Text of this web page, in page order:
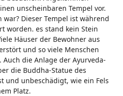
unscheinbaren Tempel vor.
war? Dieser Tempel ist während
worden. es stand kein Stein
Häuser der Bewohner aus
und so viele Menschen
die Anlage der Ayurveda-
die Buddha-Statue des
und unbeschädigt, wie ein Fels
Platz.